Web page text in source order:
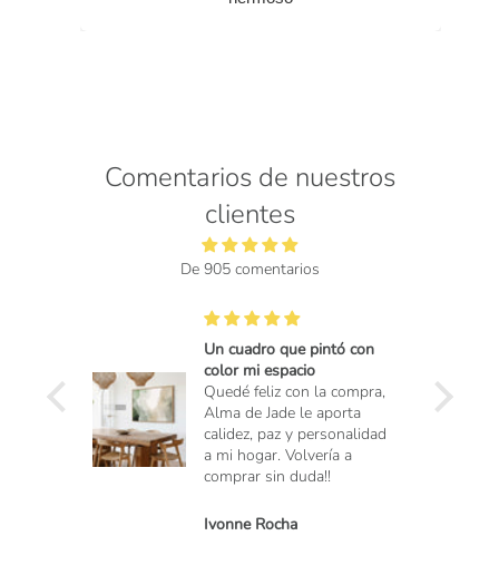
Comentarios de nuestros
clientes
De 905 comentarios
Un cuadro que pintó con
color mi espacio
Quedé feliz con la compra,
Alma de Jade le aporta
calidez, paz y personalidad
a mi hogar. Volvería a
comprar sin duda!!
Ivonne Rocha